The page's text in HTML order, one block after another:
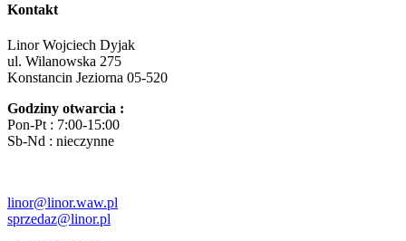
Kontakt
Linor Wojciech Dyjak
ul. Wilanowska 275
Konstancin Jeziorna 05-520
Godziny otwarcia :
Pon-Pt : 7:00-15:00
Sb-Nd : nieczynne
linor@linor.waw.pl
sprzedaz@linor.pl